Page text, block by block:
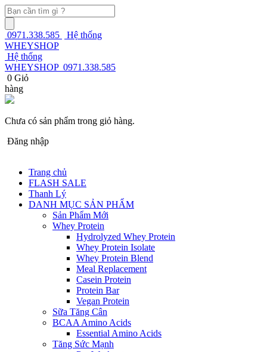
0971.338.585
Hệ thống
WHEYSHOP
Hệ thống
WHEYSHOP 0971.338.585
0 Giỏ
hàng
Chưa có sản phẩm trong giỏ hàng.
Đăng nhập
Trang chủ
FLASH SALE
Thanh Lý
DANH MỤC SẢN PHẨM
Sản Phẩm Mới
Whey Protein
Hydrolyzed Whey Protein
Whey Protein Isolate
Whey Protein Blend
Meal Replacement
Casein Protein
Protein Bar
Vegan Protein
Sữa Tăng Cân
BCAA Amino Acids
Essential Amino Acids
Tăng Sức Mạnh